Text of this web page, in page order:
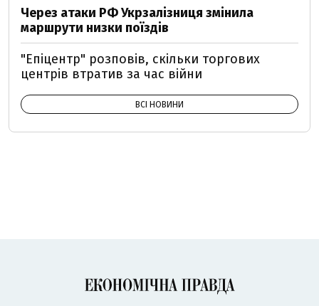
Через атаки РФ Укрзалізниця змінила
маршрути низки поїздів
"Епіцентр" розповів, скільки торгових
центрів втратив за час війни
ВСІ НОВИНИ